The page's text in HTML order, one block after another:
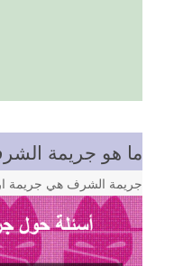
ما هو جريمة
جريمة الشرف هي جريمة